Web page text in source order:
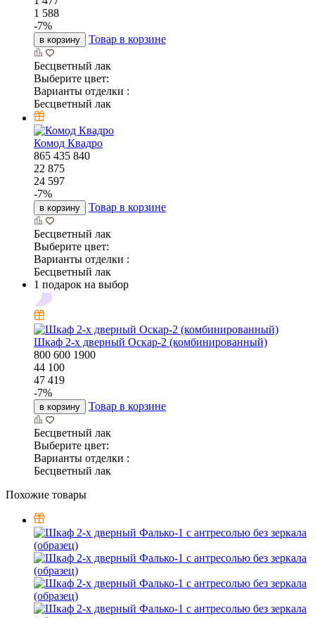
320 20
1 477
1 588
-7 %
в корзину Товар в корзине
Бесцветный лак
Выберите цвет:
Варианты отделки :
Бесцветный лак
Часы Кнопочки
260 20 260
1 404
1 510
-7%
в корзину Товар в корзине
Бесцветный лак
Выберите цвет:
Варианты отделки :
Бесцветный лак
Часы Стрелки
260 20
1 404
1 510
-7 %
в корзину Товар в корзине
Бесцветный лак
Варианты отделки :
Бесцветный лак
Стенка 2 Столба
2000 500
2230
46 246
71 148
-35%